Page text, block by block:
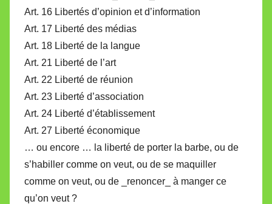
Art. 16 Libertés d’opinion et d’information
Art. 17 Liberté des médias
Art. 18 Liberté de la langue
Art. 21 Liberté de l’art
Art. 22 Liberté de réunion
Art. 23 Liberté d’association
Art. 24 Liberté d’établissement
Art. 27 Liberté économique
… ou encore … la liberté de porter la barbe, ou de
s’habiller comme on veut, ou de se maquiller
comme on veut, ou de _renoncer_ à manger ce
qu’on veut ?